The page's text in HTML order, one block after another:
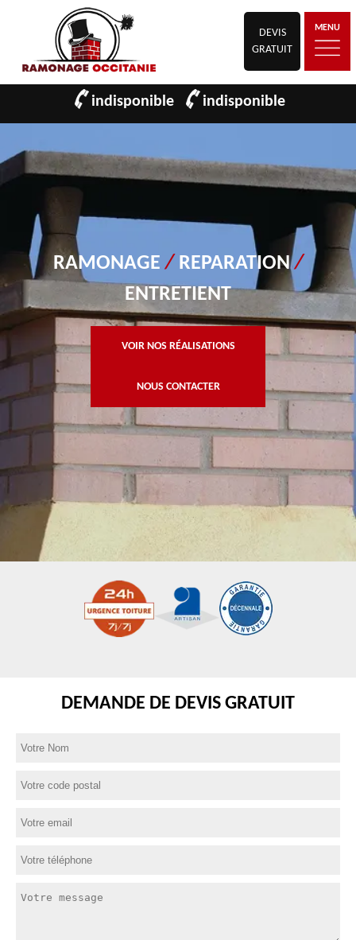
DEVIS
GRATUIT
MENU
indisponible indisponible
RAMONAGE/ REPARATION/
ENTRETIENT
VOIR NOS RÉALISATIONS
NOUS CONTACTER
DEMANDE DE DEVIS GRATUIT